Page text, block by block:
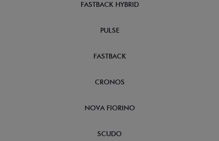
FASTBACK HYBRID
PULSE
FASTBACK
CRONOS
NOVA FIORINO
SCUDO